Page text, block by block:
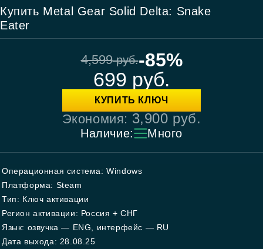
Купить Metal Gear Solid Delta: Snake
Eater
4,599руб.-85%
699 руб.
КУПИТЬ КЛЮЧ
Экономия: 3,900 руб.
Наличие: Много
Операционная система: Windows
Платформа: Steam
Тип: Ключ активации
Регион активации: Россия + СНГ
Язык: озвучка — ENG, интерфейс — RU
Дата выхода: 28.08.25